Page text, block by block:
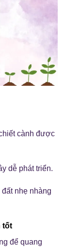
cành được
dễ phát triển.
nhẹ nhàng
tốt
để quang